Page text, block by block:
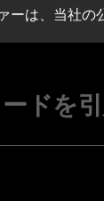
は、当社
ドを